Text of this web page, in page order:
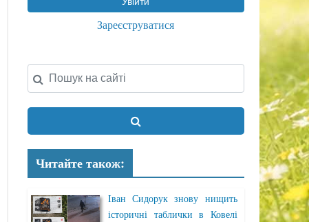
Зареєструватися
Читайте також:
Іван Сидорук знову нищить
історичні таблички в Ковелі